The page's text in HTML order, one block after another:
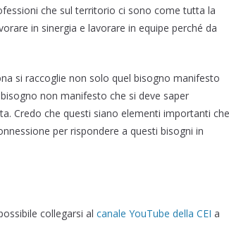
che sul territorio ci sono come tutta la
in sinergia e lavorare in equipe perché da
si raccoglie non solo quel bisogno manifesto
non manifesto che si deve saper
Credo che questi siano elementi importanti che
per rispondere a questi bisogni in
collegarsi al canale YouTube della CEI a